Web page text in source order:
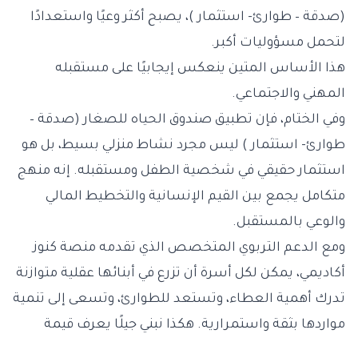
(صدقة – طوارئ- استثمار )، يصبح أكثر وعيًا واستعدادًا
لتحمل مسؤوليات أكبر.
هذا الأساس المتين ينعكس إيجابيًا على مستقبله
المهني والاجتماعي.
وفي الختام، فإن تطبيق صندوق الحياه للصغار (صدقة –
طوارئ- استثمار ) ليس مجرد نشاط منزلي بسيط، بل هو
استثمار حقيقي في شخصية الطفل ومستقبله. إنه منهج
متكامل يجمع بين القيم الإنسانية والتخطيط المالي
والوعي بالمستقبل.
ومع الدعم التربوي المتخصص الذي تقدمه منصة كنوز
أكاديمي، يمكن لكل أسرة أن تزرع في أبنائها عقلية متوازنة
تدرك أهمية العطاء، وتستعد للطوارئ، وتسعى إلى تنمية
مواردها بثقة واستمرارية. هكذا نبني جيلًا يعرف قيمة